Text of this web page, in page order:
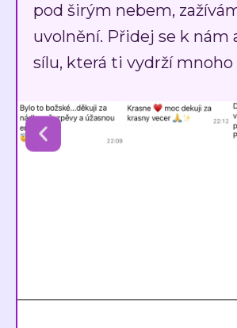
pod širým nebem,
uvolnění. Přidej se k nám
sílu, která ti vydrží mnoho